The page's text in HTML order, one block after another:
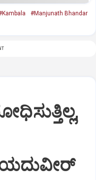
#Manjunath Bhandar